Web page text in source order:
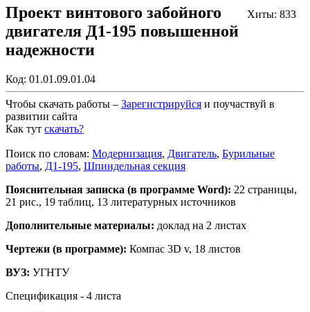
Хиты: 833
Проект винтового забойного
двигателя Д1-195 повышенной
надежности
Код: 01.01.09.01.04
Чтобы скачать работы – Зарегистрируйся и поучаствуй в
развитии сайта
Как тут скачать?
Поиск по словам: Модернизация, Двигатель, Бурильные
работы, Д1-195, Шпиндельная секция
Пояснительная записка (в программе Word): 22 страницы,
21 рис., 19 таблиц, 13 литературных источников
Дополнительные материалы: доклад на 2 листах
Чертежи (в программе): Компас 3D v, 18 листов
ВУЗ: УГНТУ
Спецификация - 4 листа